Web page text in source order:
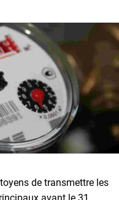
de transmettre les
avant le 31